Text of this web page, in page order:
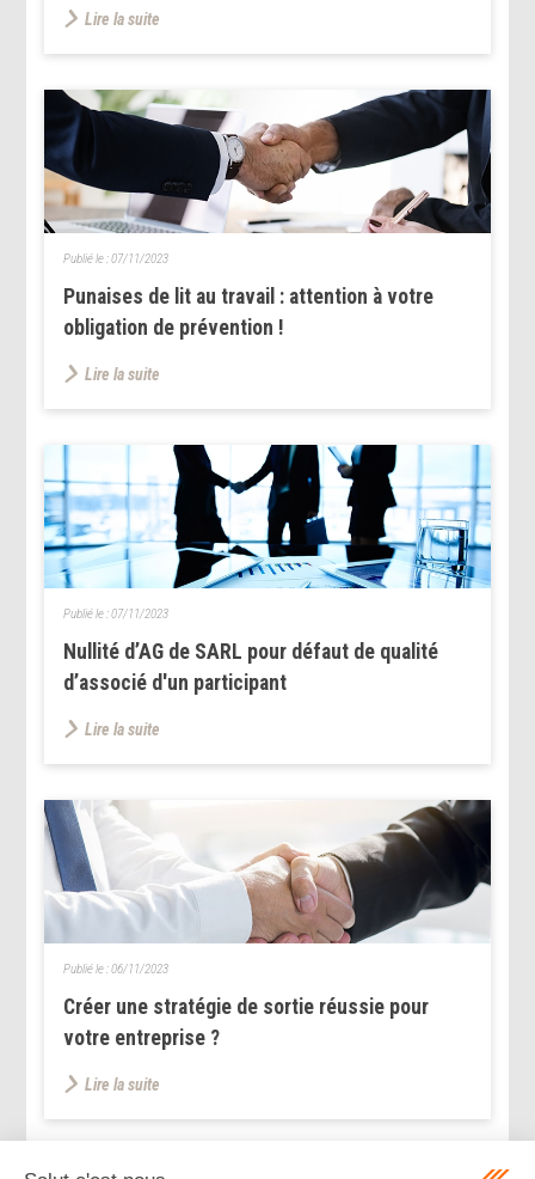
Lire la suite
Punaises de lit au travail : attention à votre
obligation de prévention !
Publié le :07/11/2023
Lire la suite
Nullité d’AG de SARL pour défaut de qualité
d’associé d'un participant
Publié le :07/11/2023
Lire la suite
Créer une stratégie de sortie réussie pour
votre entreprise ?
Publié le :06/11/2023
Lire la suite